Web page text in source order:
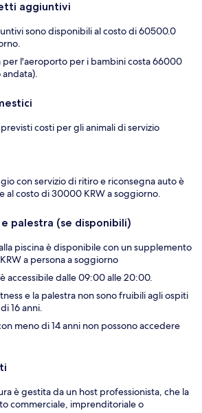
aggiuntivi
sono disponibili al costo di 60500.0
per l'aeroporto per i bambini costa 66000
andata).
costi per gli animali di servizio
con servizio di ritiro e riconsegna auto è
al costo di 30000 KRW a soggiorno.
e palestra (se disponibili)
piscina è disponibile con un supplemento
a persona a soggiorno
è accessibile dalle 09:00 alle 20:00.
e la palestra non sono fruibili agli ospiti
16 anni.
meno di 14 anni non possono accedere
è gestita da un host professionista, che la
commerciale, imprenditoriale o